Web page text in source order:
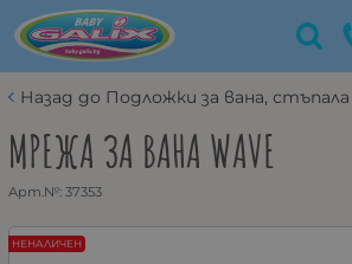
Назад до Подложки за вана, стъпала
МРЕЖА ЗА ВАНА WAVE
Арт.№: 37353
НЕНАЛИЧЕН